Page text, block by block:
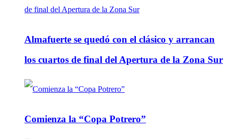
Almafuerte se quedó con el clásico y arrancan
los cuartos de final del Apertura de la Zona Sur
Comienza la “Copa Potrero”